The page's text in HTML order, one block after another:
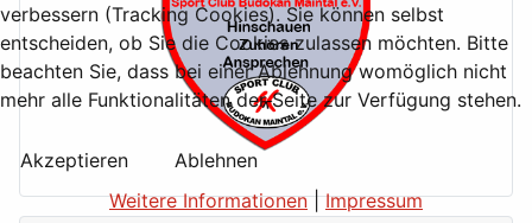
verbessern (Tracking Cookies). Sie können selbst
entscheiden, ob Sie die Cookies zulassen möchten. Bitte
beachten Sie, dass bei einer Ablehnung womöglich nicht
mehr alle Funktionalitäten der Seite zur Verfügung stehen.
Akzeptieren
Ablehnen
Weitere Informationen|Impressum